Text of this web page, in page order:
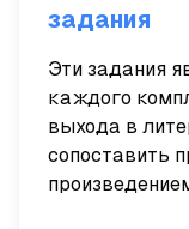
задания
Эти задания
каждого
выхода в
сопоставить